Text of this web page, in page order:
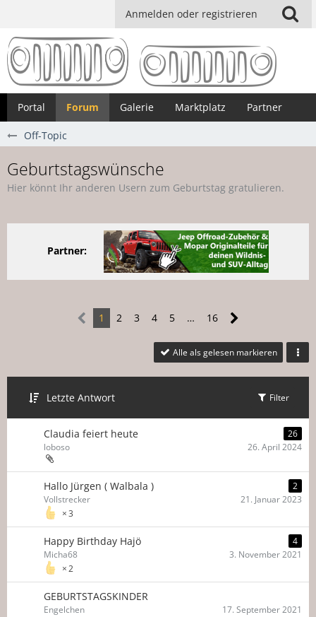
Anmelden oder registrieren
Portal Forum Galerie Marktplatz Partner
Off-Topic
Geburtstagswünsche
Hier könnt Ihr anderen Usern zum Geburtstag gratulieren.
Partner:
1 2 3 4 5 … 16
Alle als gelesen markieren
Letzte Antwort Filter
Claudia feiert heute
26
loboso
26. April 2024
Hallo Jürgen ( Walbala ) 2
3
Vollstrecker 21. Januar 2023
Happy Birthday Hajö 4
2
Micha68 3. November 2021
GEBURTSTAGSKINDER
Engelchen 17. September 2021